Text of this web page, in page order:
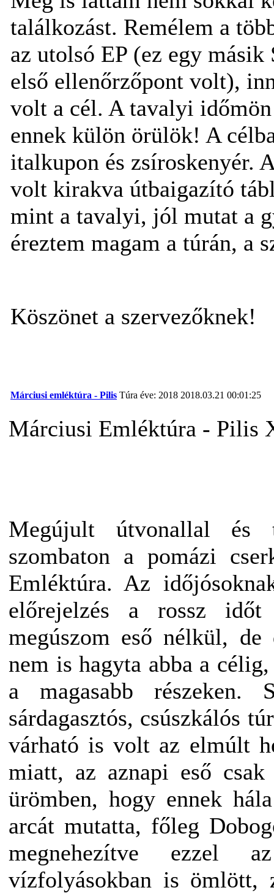
találkozást. Remélem a
az utolsó EP (ez egy
első ellenőrzőpont volt),
volt a cél. A tavalyi
ennek külön örülök! A
italkupon és zsíroskenyér.
volt kirakva útbaigazító
mint a tavalyi, jól mutat a
éreztem magam a túrán, a
Köszönet a szervezőknek!
Márciusi emléktúra - Pilis Túra éve: 2018 2018.03.21 00:01:25
Márciusi Emléktúra - Pilis
Megújult útvonallal és
szombaton a pomázi
Emléktúra. Az
előrejelzés a rossz
megúszom eső nélkül,
nem is hagyta abba a
a magasabb részeken.
sárdagasztós, csúszkálós
várható is volt az elmúlt
miatt, az aznapi eső
ürömben, hogy ennek
arcát mutatta, főleg
megnehezítve ezzel
vízfolyásokban is ömlött,